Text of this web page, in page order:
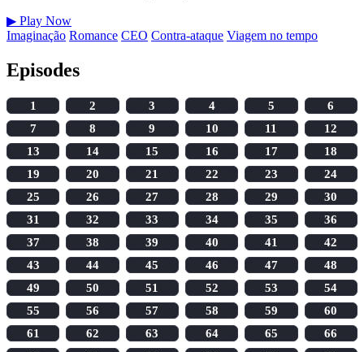
▶ Play Now
Imaginação Romance CEO Contra-ataque Viagem no tempo
Episodes
1 2 3 4 5
6
7
8 9 10 11
12
13
14 15 16 17
18
19
20 21 22 23
24
25
26 27 28 29
30
31
32 33 34 35
36
37
38 39 40 41
42
43
44 45 46 47
48
49
50 51 52 53
54
55
56 57 58 59
60
61
62 63 64 65
66